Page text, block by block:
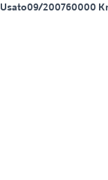
Usato09/200760000